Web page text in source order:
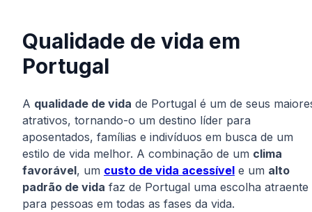
Qualidade de vida em
Portugal
A qualidade de vida de Portugal é um de seus
atrativos, tornando-o um destino líder para
aposentados, famílias e indivíduos em busca de um
estilo de vida melhor. A combinação de um clima
favorável, um custo de vida acessível e um alto
padrão de vida faz de Portugal uma escolha atraente
para pessoas em todas as fases da vida.